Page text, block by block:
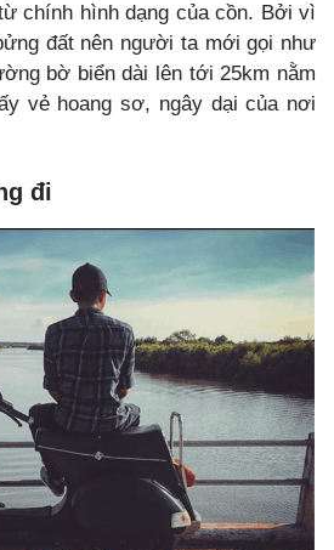
chính hình dạng của cồn. Bởi vì
đất nên người ta mới gọi như
bờ biển dài lên tới 25km nằm
vẻ hoang sơ, ngây dại của nơi
đi